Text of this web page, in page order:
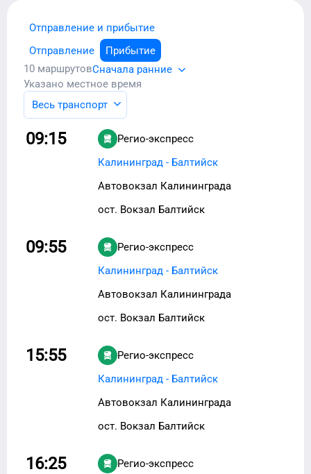
Отправление и прибытие
Отправление
Прибытие
10 маршрутовСначала ранние
Указано местное время
Весь транспорт
09:15
Регио-экспресс
Калининград - Балтийск
Автовокзал Калининграда
ост. Вокзал Балтийск
09:55
Регио-экспресс
Калининград - Балтийск
Автовокзал Калининграда
ост. Вокзал Балтийск
15:55
Регио-экспресс
Калининград - Балтийск
Автовокзал Калининграда
ост. Вокзал Балтийск
16:25
Регио-экспресс